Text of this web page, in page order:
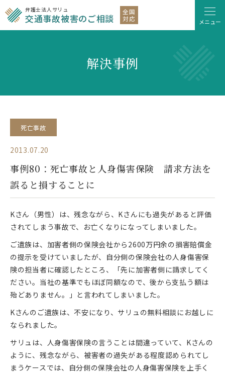
弁護士法人サリュ
交通事故被害のご相談
全国
対応
メニュー
解決事例
死亡事故
2013.07.20
事例80：死亡事故と人身傷害保険 請求方法を
誤ると損することに
Kさん（男性）は、残念ながら、Kさんにも過失があると評価
されてしまう事故で、お亡くなりになってしまいました。
ご遺族は、加害者側の保険会社から2600万円余の損害賠償金
の提示を受けていましたが、自分側の保険会社の人身傷害保
険の担当者に確認したところ、「先に加害者側に請求してく
ださい。当社の基準でもほぼ同額なので、後から支払う額は
殆どありません。」と言われてしまいました。
Kさんのご遺族は、不安になり、サリュの無料相談にお越しに
なられました。
サリュは、人身傷害保険の言うことは間違っていて、Kさんの
ように、残念ながら、被害者の過失がある程度認められてし
まうケースでは、自分側の保険会社の人身傷害保険を上手く